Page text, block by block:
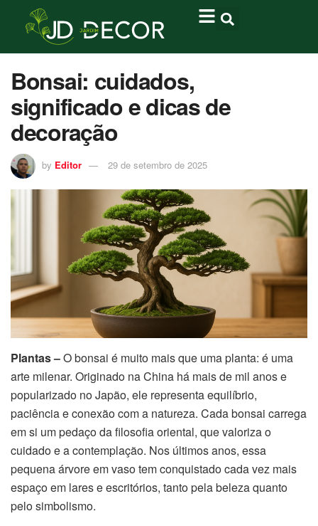
Bonsai: cuidados,
significado e dicas de
decoração
by Editor 29 de setembro de 2025
Plantas –O bonsai é muito mais que uma planta: é uma
arte milenar. Originado na China há mais de mil anos e
popularizado no Japão, ele representa equilíbrio,
paciência e conexão com a natureza. Cada bonsai carrega
em si um pedaço da filosofia oriental, que valoriza o
cuidado e a contemplação. Nos últimos anos, essa
pequena árvore em vaso tem conquistado cada vez mais
espaço em lares e escritórios, tanto pela beleza quanto
pelo simbolismo.